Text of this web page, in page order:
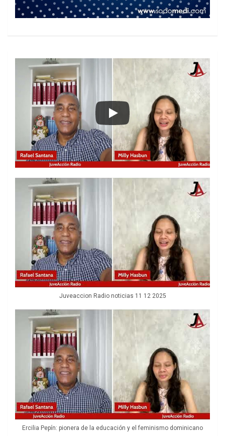
Juveaccion Radio noticias 11 12 2025
Ercilia Pepín: pionera de la educación y el feminismo dominicano